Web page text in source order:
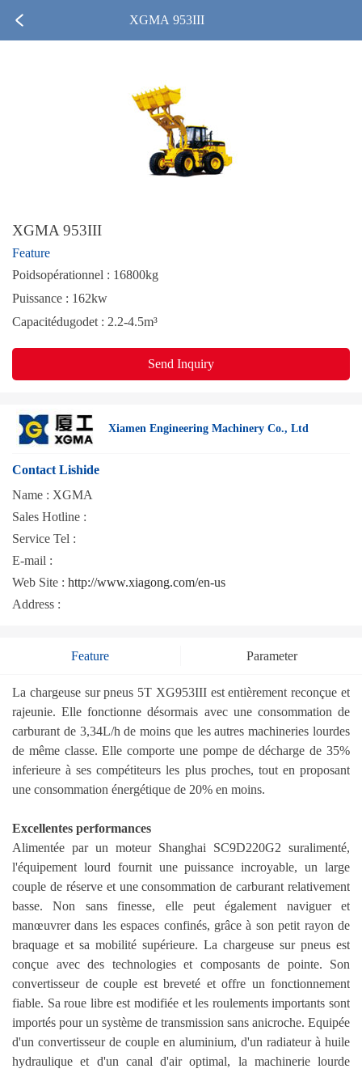
XGMA 953III
XGMA 953III
Feature
Poidsopérationnel : 16800kg
Puissance : 162kw
Capacitédugodet : 2.2-4.5m³
Send Inquiry
Xiamen Engineering Machinery Co., Ltd
Contact Lishide
Name : XGMA
Sales Hotline :
Service Tel :
E-mail :
Web Site : http://www.xiagong.com/en-us
Address :
Feature Parameter
La chargeuse sur pneus 5T XG953III est entièrement reconçue et
rajeunie. Elle fonctionne désormais avec une consommation de
carburant de 3,34L/h de moins que les autres machineries lourdes
de même classe. Elle comporte une pompe de décharge de 35%
inferieure à ses compétiteurs les plus proches, tout en proposant
une consommation énergétique de 20% en moins.
Excellentes performances
Alimentée par un moteur Shanghai SC9D220G2 suralimenté,
l'équipement lourd fournit une puissance incroyable, un large
couple de réserve et une consommation de carburant relativement
basse. Non sans finesse, elle peut également naviguer et
manœuvrer dans les espaces confinés, grâce à son petit rayon de
braquage et sa mobilité supérieure. La chargeuse sur pneus est
conçue avec des technologies et composants de pointe. Son
convertisseur de couple est breveté et offre un fonctionnement
fiable. Sa roue libre est modifiée et les roulements importants sont
importés pour un système de transmission sans anicroche. Equipée
d'un convertisseur de couple en aluminium, d'un radiateur à huile
hydraulique et d'un canal d'air optimal, la machinerie lourde